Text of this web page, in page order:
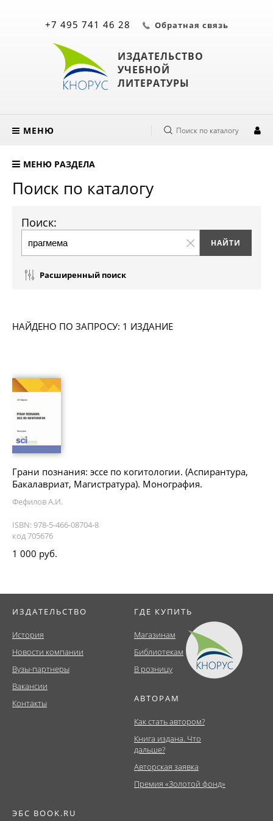
ИЗДАТЕЛЬСТВО
УЧЕБНОЙ
ЛИТЕРАТУРЫ
+7 495 741 46 28 Обратная связь
МЕНЮ Поиск по каталогу
МЕНЮ РАЗДЕЛА
Поиск по каталогу
Поиск:
Расширенный поиск
НАЙДЕНО ПО ЗАПРОСУ: 1 ИЗДАНИЕ
Грани познания: эссе по когитологии. (Аспирантура,
Бакалавриат, Магистратура). Монография.
Фефилов А.И.
ISBN: 978-5-466-08704-8
код 705676
1 000 руб.
ИЗДАТЕЛЬСТВО
История
Новости компании
Вузы-партнеры
Вакансии
Контакты
ГДЕ КУПИТЬ
Магазинам
Библиотекам
В розницу
АВТОРАМ
Как стать автором?
Книга издана. Что
дальше?
Авторская заявка
Премия «Золотой фонд»
ЭБС BOOK.RU